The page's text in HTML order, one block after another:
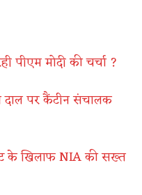
पीएम मोदी की चर्चा ?
पर कैंटीन संचालक
के खिलाफ NIA की सख्त